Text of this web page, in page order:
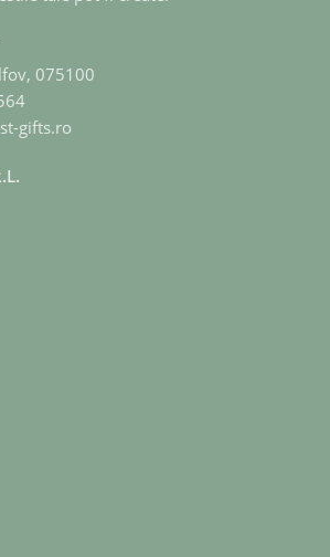
075100
gifts.ro